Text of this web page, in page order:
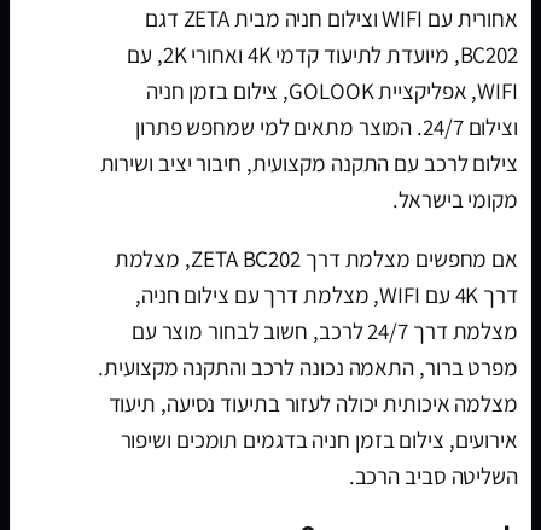
אחורית עם WIFI וצילום חניה מבית ZETA דגם
BC202, מיועדת לתיעוד קדמי 4K ואחורי 2K, עם
WIFI, אפליקציית GOLOOK, צילום בזמן חניה
וצילום 24/7. המוצר מתאים למי שמחפש פתרון
צילום לרכב עם התקנה מקצועית, חיבור יציב ושירות
מקומי בישראל.
אם מחפשים מצלמת דרך ZETA BC202, מצלמת
דרך 4K עם WIFI, מצלמת דרך עם צילום חניה,
מצלמת דרך 24/7 לרכב, חשוב לבחור מוצר עם
מפרט ברור, התאמה נכונה לרכב והתקנה מקצועית.
מצלמה איכותית יכולה לעזור בתיעוד נסיעה, תיעוד
אירועים, צילום בזמן חניה בדגמים תומכים ושיפור
השליטה סביב הרכב.